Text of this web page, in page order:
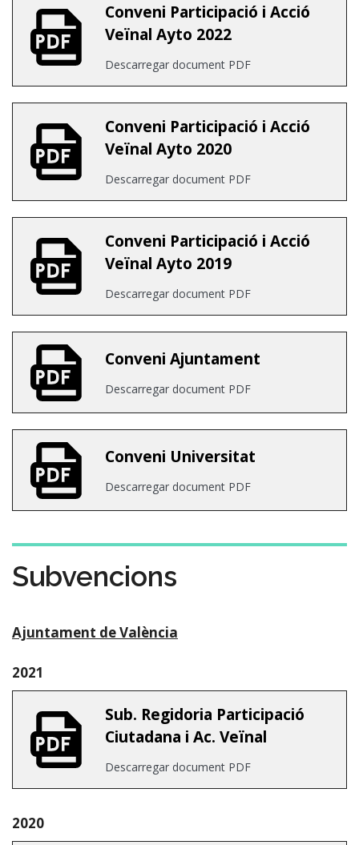
Conveni Participació i Acció
Veïnal Ayto 2022
Descarregar document PDF
Conveni Participació i Acció
Veïnal Ayto 2020
Descarregar document PDF
Conveni Participació i Acció
Veïnal Ayto 2019
Descarregar document PDF
Conveni Ajuntament
Descarregar document PDF
Conveni Universitat
Descarregar document PDF
Subvencions
Ajuntament de València
2021
Sub. Regidoria Participació
Ciutadana i Ac. Veïnal
Descarregar document PDF
2020